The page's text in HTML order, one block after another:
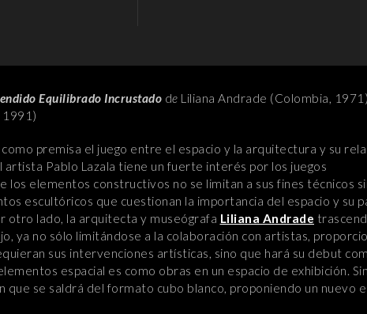
Equilibrado Incrustado de Liliana Andrade (Colombia,
1991)
premisa el juego entre el espacio y la arquitectura y su
artista Pablo Lazala tiene un fuerte interés por los juegos
los elementos constructivos no se limitan a sus fines técnicos
escultóricos que cuestionan la importancia del espacio y su
otro lado, la arquitecta y museógrafa Liliana Andrade
ya no sólo limitándose a la colaboración con artistas,
sus intervenciones artísticas, sino que hará su debut
espacial es como obras en un espacio de exhibición.
que se saldrá del formato cubo blanco, proponiendo un nuevo